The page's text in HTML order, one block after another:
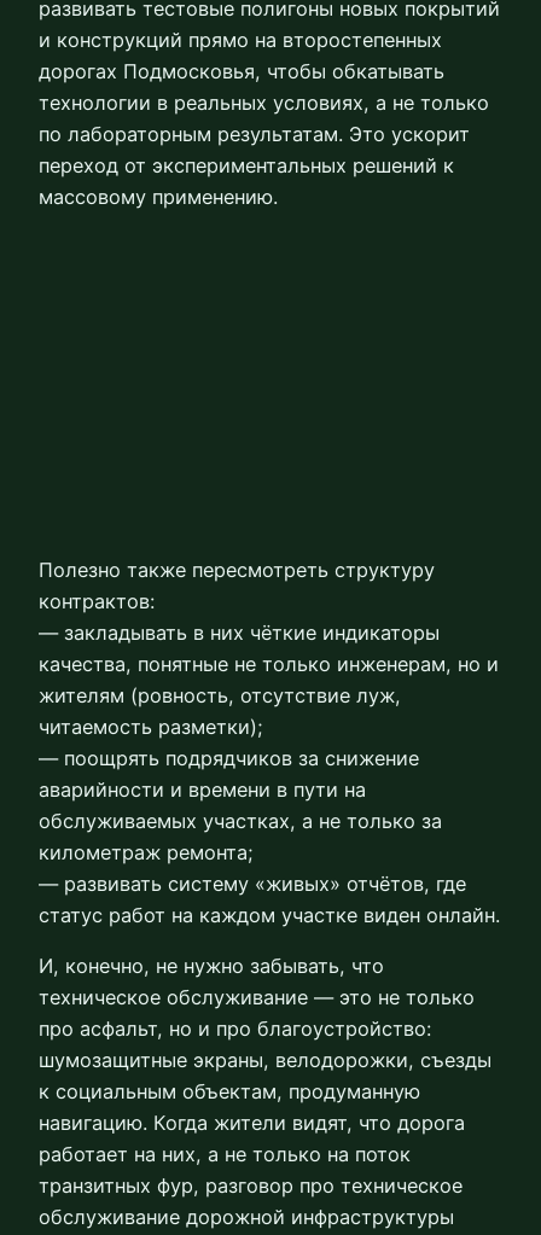
развивать тестовые полигоны новых покрытий
и конструкций прямо на второстепенных
дорогах Подмосковья, чтобы обкатывать
технологии в реальных условиях, а не только
по лабораторным результатам. Это ускорит
переход от экспериментальных решений к
массовому применению.
Полезно также пересмотреть структуру
контрактов:
— закладывать в них чёткие индикаторы
качества, понятные не только инженерам, но и
жителям (ровность, отсутствие луж,
читаемость разметки);
— поощрять подрядчиков за снижение
аварийности и времени в пути на
обслуживаемых участках, а не только за
километраж ремонта;
— развивать систему «живых» отчётов, где
статус работ на каждом участке виден онлайн.
И, конечно, не нужно забывать, что
техническое обслуживание — это не только
про асфальт, но и про благоустройство:
шумозащитные экраны, велодорожки, съезды
к социальным объектам, продуманную
навигацию. Когда жители видят, что дорога
работает на них, а не только на поток
транзитных фур, разговор про техническое
обслуживание дорожной инфраструктуры